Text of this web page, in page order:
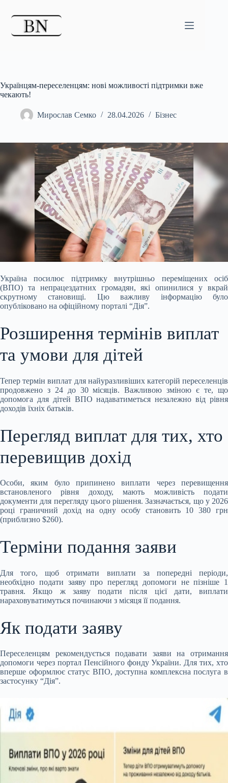
Українцям-переселенцям: нові можливості підтримки вже
чекають!
Мирослав Семко 28.04.2026 Бізнес
Україна посилює підтримку внутрішньо переміщених осіб
(ВПО) та непрацездатних громадян, які опинилися у вкрай
скрутному становищі. Цю важливу інформацію було
опубліковано на офіційному порталі “Дія”.
Розширення термінів виплат
та умови для дітей
Тепер термін виплат для найуразливіших категорій переселенців
продовжено з 24 до 30 місяців. Важливою зміною є те, що
допомога для дітей ВПО надаватиметься незалежно від рівня
доходів їхніх батьків.
Перегляд виплат для тих, хто
перевищив дохід
Особи, яким було припинено виплати через перевищення
встановленого рівня доходу, мають можливість подати
документи для перегляду цього рішення. Зазначається, що у 2026
році граничний дохід на одну особу становить 10 380 грн
(приблизно $260).
Терміни подання заяви
Для того, щоб отримати виплати за попередні періоди,
необхідно подати заяву про перегляд допомоги не пізніше 1
травня. Якщо ж заяву подати після цієї дати, виплати
нараховуватимуться починаючи з місяця її подання.
Як подати заяву
Переселенцям рекомендується подавати заяви на отримання
допомоги через портал Пенсійного фонду України. Для тих, хто
вперше оформлює статус ВПО, доступна комплексна послуга в
застосунку “Дія”.